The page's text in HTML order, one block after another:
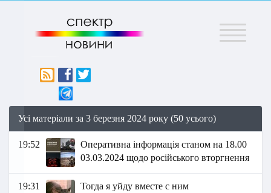
Меню
Усі матеріали за 3 березня 2024 року (50 усього)
19:52
Оперативна інформація станом на 18.00
03.03.2024 щодо російського вторгнення
19:31 Тогда я уйду вместе с ним